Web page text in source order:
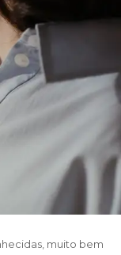
muito bem